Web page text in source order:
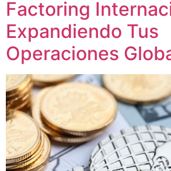
Factoring
Expandiendo Tus
Operaciones